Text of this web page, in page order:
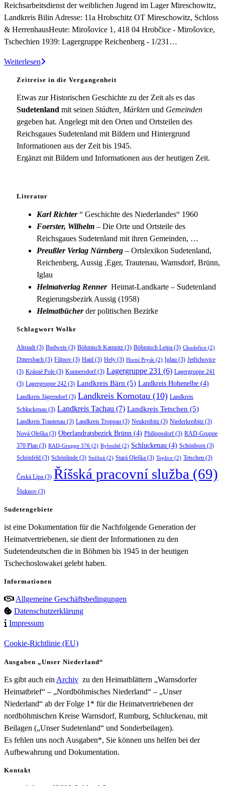
am:
Reichsarbeitsdienst der weiblichen Jugend im Lager Mireschowitz,
Landkreis Bilin Adresse: 11a Hrobschitz OT Mireschowitz, Schloss
& HerrenhausHeute: Mirošovice 1, 418 04 Hrobčice - Mirošovice,
Tschechien 1939: Lagergruppe Reichenberg - 1/231…
WeiterlesenRADwJ-
Mireschowitz
Zeitreise in die Vergangenheit
Etwas zur Historischen Geschichte zu der Zeit als es das
Sudetenland mit seinen Städten, Märkten und Gemeinden
gegeben hat. Angelegt mit den Orten und Ortsteilen des
Reichsgaues Sudetenland mit Bildern und Hintergrund
Informationen aus der Zeit bis 1945.
Ergänzt mit Bildern und Informationen aus der heutigen Zeit.
Literatur
Karl Richter“ Geschichte des Niederlandes“ 1960
Foerster, Wilhelm – Die Orte und Ortsteile des
Reichsgaues Sudetenland mit ihren Gemeinden, …
Preußler Verlag Nürnberg – Ortslexikon Sudetenland,
Reichenberg, Aussig ,Eger, Trautenau, Warnsdorf, Brünn,
Iglau
Heimatverlag Renner Heimat-Landkarte – Sudetenland
Regierungsbezirk Aussig (1958)
Heimatbücherder politischen Bezirke
Schlagwort Wolke
Altstadt(3) Budweis (3) Böhmisch Kamnitz (3) Böhmisch Leipa (3) Chudeřice (2)
Dittersbach (3) Filipov (3) Haid (3) Hely (3) Horní Prysk (2) Iglau (3) Jetřichovice
(3) Krásné Pole (3) Kunnersdorf (3) Lagergruppe 231 (6) Lagergruppe 241
(3) Lagergruppe 242 (3) Landkreis Bärn (5) Landkreis Hohenelbe (4)
Landkreis Jägerndorf (3) Landkreis Komotau (10) Landkreis
Schluckenau (3) Landkreis Tachau (7) Landkreis Tetschen (5)
Landkreis Trautenau (3) Landkreis Troppau (3) Neukreibitz (3) Niederkreibitz (3)
Nová Oleška (3) Oberlandratsbezirk Brünn (4) Philippsdorf (3) RAD-Gruppe
370 Plan (3) RAD-Gruppe 376 (2) Rybniště (2) Schluckenau (4) Schönborn (3)
Schönfeld (3) Schönlinde (3) Sněžná (2) Stará Oleška (3) Teplice (2) Tetschen (3)
Česká Lípa (3) Říšská pracovní služba (69)
Šluknov (3)
Sudetengebiete
ist eine Dokumentation für die Nachfolgende Generation der
Heimatvertriebenen, sie dient der Informationen zu den
Sudetendeutschen die in Böhmen bis 1945 in der heutigen
Tschechoslowakei gelebt haben.
Informationen
Allgemeine Geschäftsbedingungen
Datenschutzerklärung
Impressum
Cookie-Richtlinie (EU)
Ausgaben „Unser Niederland“
Es gibt auch ein Archiv zu den Heimatblättern „Warnsdorfer
Heimatbrief“ – „Nordböhmisches Niederland“ – „Unser
Niederland“ ab der Folge 1* für die Heimatvertriebenen der
nordböhmischen Kreise Warnsdorf, Rumburg, Schluckenau, mit
Beilagen („Unser Sudetenland“ und Sonderbeilagen).
Es fehlen uns noch Ausgaben*, Sie können uns helfen bei der
Aufbewahrung und Dokumentation.
Kontakt